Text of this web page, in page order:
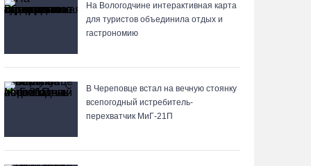
В Вологде на 18 дворовых территориях
завершены работы по благоустройству
Осановская роща в Вологде стала
современным парком с есенинским
05.08.26 / 16:22
На Вологодчине интерактивная карта
для туристов объединила отдых и
гастрономию
В Череповце встал на вечную стоянку
всепогодный истребитель-
перехватчик МиГ‑21П